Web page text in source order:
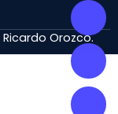
Ricardo Orozco.